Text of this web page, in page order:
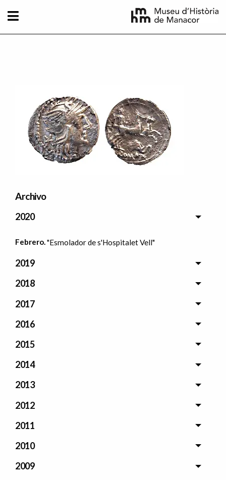
Archivo
2020
Febrero."Esmolador de s'Hospitalet Vell"
2019
2018
2017
2016
2015
2014
2013
2012
2011
2010
2009